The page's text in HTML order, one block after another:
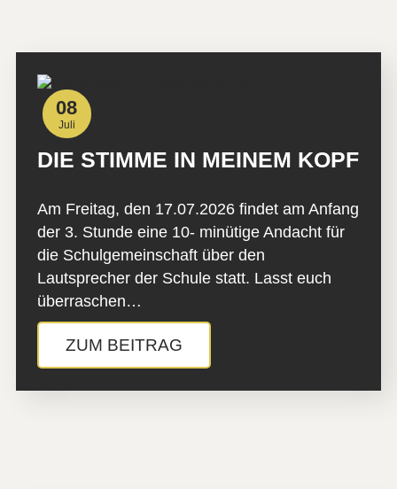
08
Juli
DIE STIMME IN MEINEM KOPF
Am Freitag, den 17.07.2026 findet am Anfang
der 3. Stunde eine 10- minütige Andacht für
die Schulgemeinschaft über den
Lautsprecher der Schule statt. Lasst euch
überraschen…
ZUM BEITRAG